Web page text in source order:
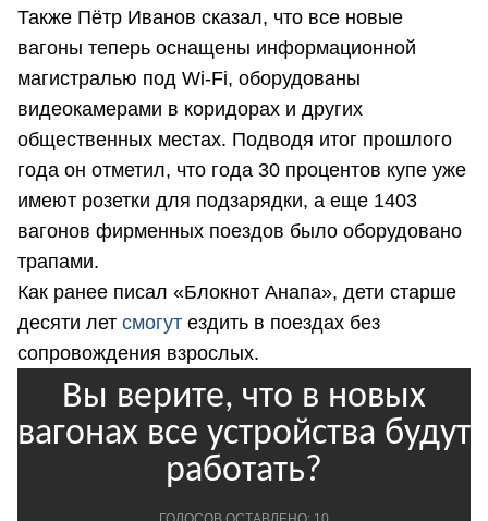
Также Пётр Иванов сказал, что все новые
вагоны теперь оснащены информационной
магистралью под Wi-Fi, оборудованы
видеокамерами в коридорах и других
общественных местах. Подводя итог прошлого
года он отметил, что года 30 процентов купе уже
имеют розетки для подзарядки, а еще 1403
вагонов фирменных поездов было оборудовано
трапами.
Как ранее писал «Блокнот Анапа», дети старше
десяти лет смогут ездить в поездах без
сопровождения взрослых.